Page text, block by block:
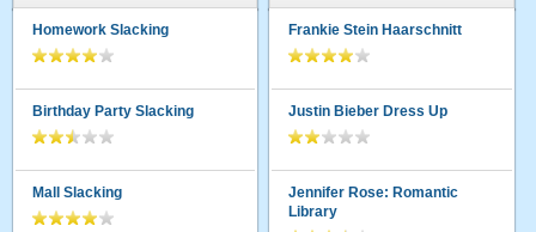
Homework Slacking
Birthday Party Slacking
Mall Slacking
Frankie Stein Haarschnitt
Justin Bieber Dress Up
Jennifer Rose: Romantic
Library